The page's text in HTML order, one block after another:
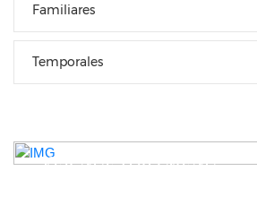
Familiares
Temporales
VER NUESTRO MENÚ